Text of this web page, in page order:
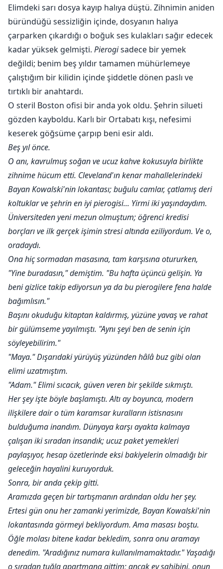
ki gururunu ayaklar altına alıp, kendisine dönmesi için
Maya'ya çaresizce yalvaracağı o güne kadar.
Elimdeki sarı dosya kayıp halıya düştü. Zihnimin aniden
büründüğü sessizliğin içinde, dosyanın halıya
çarparken çıkardığı o boğuk ses kulakları sağır edecek
kadar yüksek gelmişti. Pierogisadece bir yemek
değildi; benim beş yıldır tamamen mühürlemeye
çalıştığım bir kilidin içinde şiddetle dönen paslı ve
tırtıklı bir anahtardı.
O steril Boston ofisi bir anda yok oldu. Şehrin silueti
gözden kayboldu. Karlı bir Ortabatı kışı, nefesimi
keserek göğsüme çarpıp beni esir aldı.
Beş yıl önce.
O anı, kavrulmuş soğan ve ucuz kahve kokusuyla birlikte
zihnime hücum etti. Cleveland'ın kenar mahallelerindeki
Bayan Kowalski'nin lokantası; buğulu camlar, çatlamış deri
koltuklar ve şehrin en iyi pierogisi... Yirmi iki yaşındaydım.
Üniversiteden yeni mezun olmuştum; öğrenci kredisi
borçları ve ilk gerçek işimin stresi altında eziliyordum. Ve o,
oradaydı.
Ona hiç sormadan masasına, tam karşısına otururken,
"Yine buradasın," demiştim. "Bu hafta üçüncü gelişin. Ya
beni gizlice takip ediyorsun ya da bu pierogilere fena halde
bağımlısın."
Başını okuduğu kitaptan kaldırmış, yüzüne yavaş ve rahat
bir gülümseme yayılmıştı. "Aynı şeyi ben de senin için
söyleyebilirim."
"Maya." Dışarıdaki yürüyüş yüzünden hâlâ buz gibi olan
elimi uzatmıştım.
"Adam." Elimi sıcacık, güven veren bir şekilde sıkmıştı.
Her şey işte böyle başlamıştı. Altı ay boyunca, modern
ilişkilere dair o tüm karamsar kuralların istisnasını
bulduğuma inandım. Dünyaya karşı ayakta kalmaya
çalışan iki sıradan insandık; ucuz paket yemekleri
paylaşıyor, hesap özetlerinde eksi bakiyelerin olmadığı bir
geleceğin hayalini kuruyorduk.
Sonra, bir anda çekip gitti.
Aramızda geçen bir tartışmanın ardından oldu her şey.
Ertesi gün onu her zamanki yerimizde, Bayan Kowalski'nin
lokantasında görmeyi bekliyordum. Ama masası boştu.
Öğle molası bitene kadar bekledim, sonra onu aramayı
denedim. "Aradığınız numara kullanılmamaktadır." Yaşadığı
o sıradan tuğla apartmana gittim; ancak ev sahibini, onun